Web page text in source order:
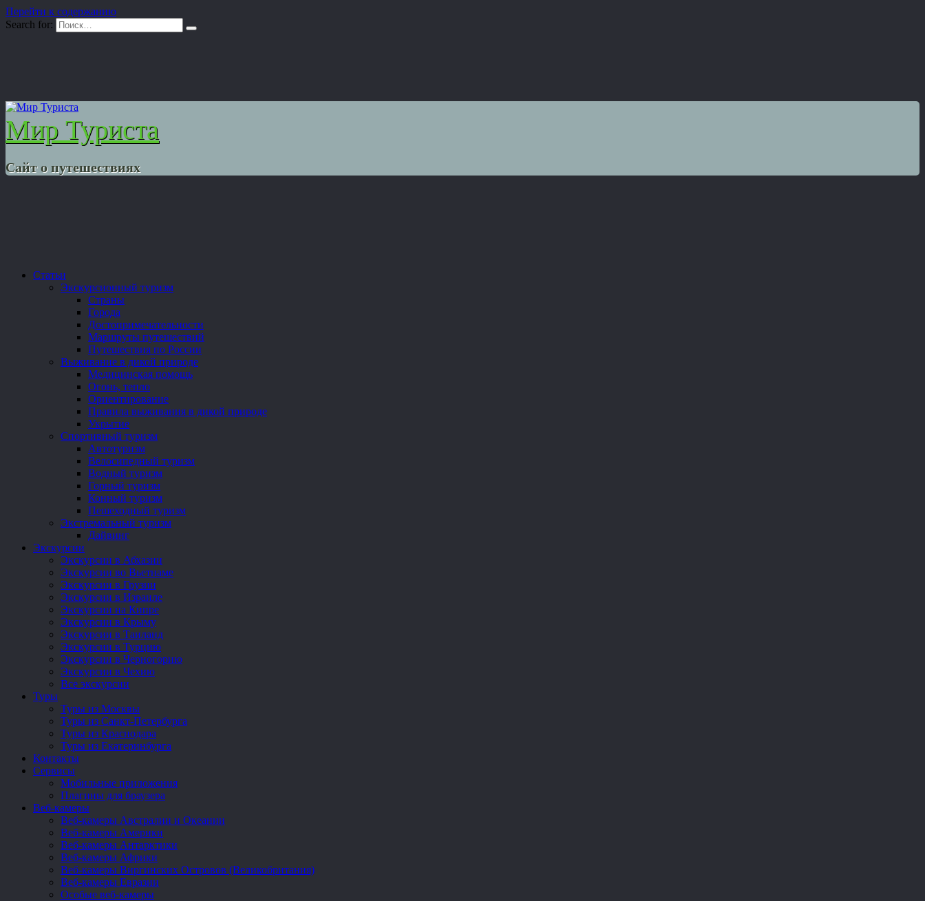
Перейти к содержанию
Search for:
Мир Туриста
Сайт о путешествиях
Статьи
Экскурсионный туризм
Страны
Города
Достопримечательности
Маршруты путешествий
Путешествия по России
Выживание в дикой природе
Медицинская помощь
Огонь, тепло
Ориентирование
Правила выживания в дикой природе
Укрытие
Спортивный туризм
Автотуризм
Велосипедный туризм
Водный туризм
Горный туризм
Конный туризм
Пешеходный туризм
Экстремальный туризм
Дайвинг
Экскурсии
Экскурсии в Абхазии
Экскурсии во Вьетнаме
Экскурсии в Грузии
Экскурсии в Израиле
Экскурсии на Кипре
Экскурсии в Крыму
Экскурсии в Таиланд
Экскурсии в Турцию
Экскурсии в Черногорию
Экскурсии в Чехию
Все экскурсии
Туры
Туры из Москвы
Туры из Санкт-Петербурга
Туры из Краснодара
Туры из Екатеринбурга
Контакты
Сервисы
Мобильные приложения
Плагины для браузера
Веб-камеры
Веб-камеры Австралии и Океании
Веб-камеры Америки
Веб-камеры Антарктики
Веб-камеры Африки
Веб-камеры Виргинских Островов (Великобритания)
Веб-камеры Евразии
Особые веб-камеры